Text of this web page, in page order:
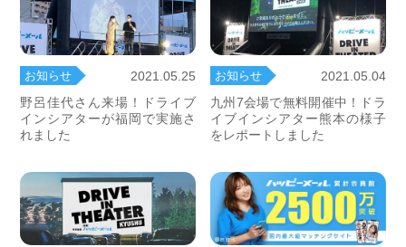
お知らせ
2021.05.25
野呂佳代さん来場！ドライブ
インシアターが福岡で実施さ
れました
お知らせ
2021.05.04
九州7会場で無料開催中！ドラ
イブインシアター熊本の様子
をレポートしました